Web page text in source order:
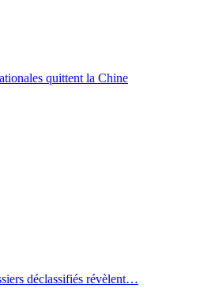
quittent la Chine
déclassifiés révèlent…